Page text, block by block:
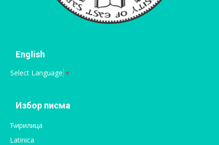
English
Select Language ▼
Избор писма
Ћирилица
Latinica